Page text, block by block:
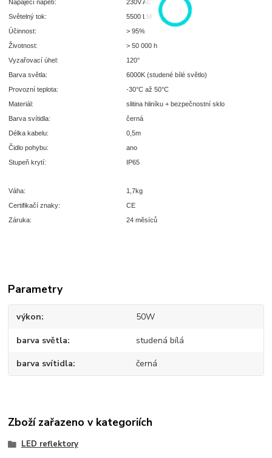
Napájecí napětí:
230V AC
Světelný tok:
5500 LM
Účinnost:
> 95%
Životnost:
> 50 000 h
Vyzařovací úhel:
120°
Barva světla:
6000K (studené bílé světlo)
Provozní teplota:
-30°C až 50°C
Materiál:
slitina hliníku + bezpečnostní sklo
Barva svítidla:
černá
Délka kabelu:
0,5m
Čidlo pohybu:
ano
Stupeň krytí:
IP65
Váha:
1,7kg
Certifikačí znaky:
CE
Záruka:
24 měsíců
Parametry
výkon 50W
barva světla studená bílá
barva svítidla černá
Zboží zařazeno v kategoriích
LED reflektory